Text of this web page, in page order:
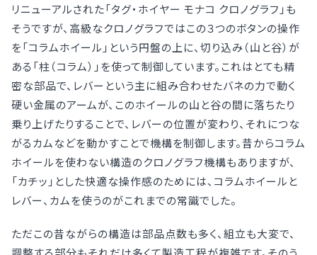
リニューアルされた「タグ・ホイヤー モナコ クロノグラフ」も
そうですが、高級なクロノグラフではこの３つのボタンの操作
を「コラムホイール」という円盤の上に、切り込み（山と谷）が
ある「柱（コラム）」を使って制御しています。これはとても精
密な部品で、レバーという主に組み合わせたバネの力で動く
硬い金属のアームが、このホイールの山と谷の間に落ちたり
乗り上げたりすることで、レバーの位置が変わり、それにつな
がるカムなどを動かすことで機構を制御します。昔からコラム
ホイールを使わない構造のクロノグラフ機構もありますが、
「カチッ」とした快適な操作感のためには、コラムホイールと
レバー、カムを使うのがこれまでの常識でした。
ただこの昔ながらの構造は部品点数も多く、組立も大変で、